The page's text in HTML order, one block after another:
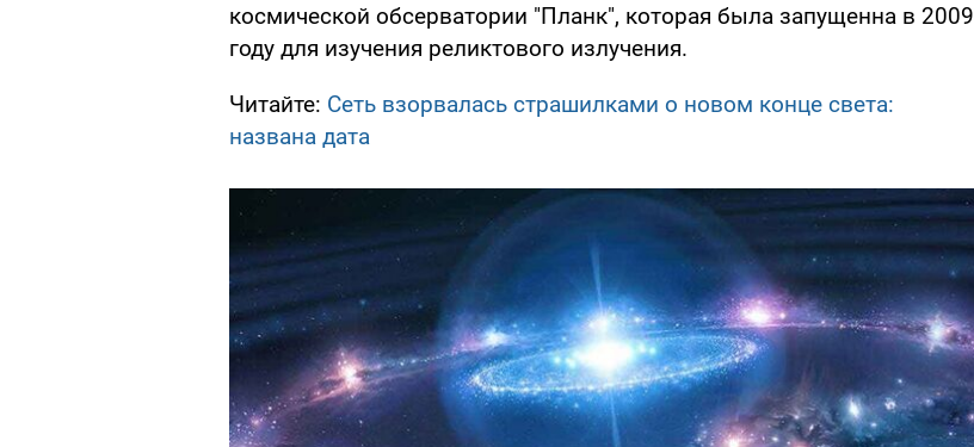
космической обсерватории "Планк", которая была запущенна в 2009
году для изучения реликтового излучения.
Читайте: Сеть взорвалась страшилками о новом конце света:
названа дата